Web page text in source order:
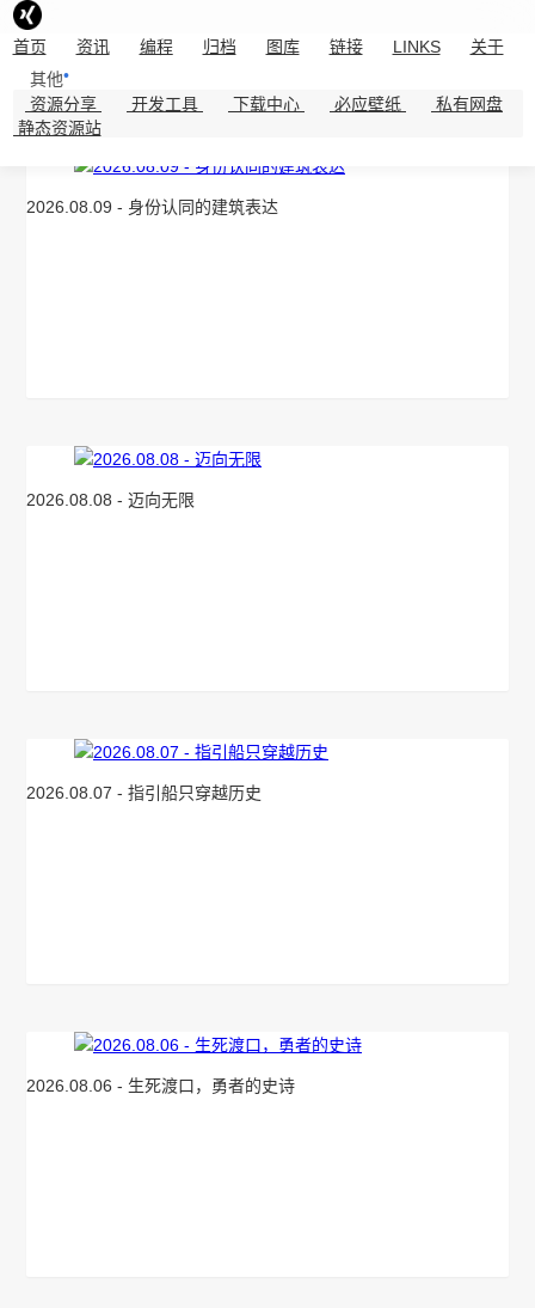
首页 资讯 编程 归档 图库 链接 LINKS
关于
其他
资源分享
开发工具 下载中心 必应壁纸
私有网盘
静态资源站
必应壁纸 - 每日美图
2026.08.09 - 身份认同的建筑表达
2026.08.08 - 迈向无限
2026.08.07 - 指引船只穿越历史
2026.08.06 - 生死渡口，勇者的史诗